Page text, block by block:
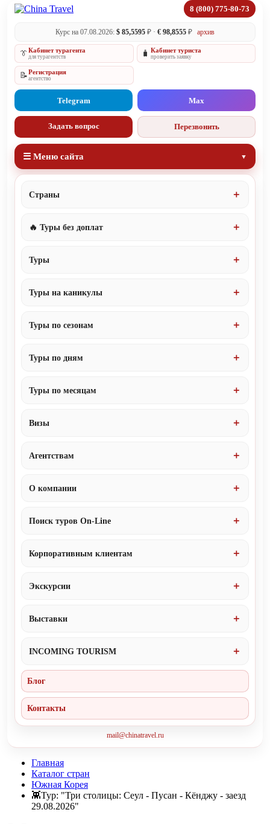
8 (800) 775-80-73
Курс на 07.08.2026: $ 85,5595 ₽ · € 98,8555 ₽ архив
👔Кабинет турагента
для турагентств 🧳 Кабинет туриста
проверить заявку
📝Регистрация
агентство
Telegram Max
Задать вопрос Перезвонить
☰ Меню сайта
Страны
🔥 Туры без доплат
Туры
Туры на каникулы
Туры по сезонам
Туры по дням
Туры по месяцам
Визы
Агентствам
О компании
Поиск туров On-Line
Корпоративным клиентам
Экскурсии
Выставки
INCOMING TOURISM
Блог
Контакты
mail@chinatravel.ru
Главная
Каталог стран
Южная Корея
👾Тур: "Три столицы: Сеул - Пусан - Кёнджу - заезд
29.08.2026"